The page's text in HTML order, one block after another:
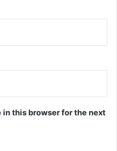
this browser for the next